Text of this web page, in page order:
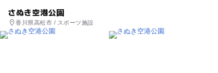
さぬき空港公園
香川県高松市 / スポーツ施設